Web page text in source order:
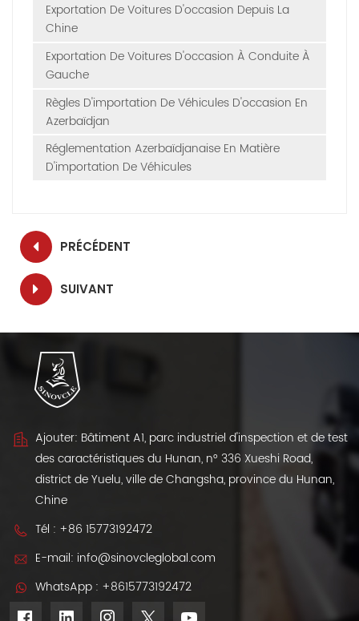
Exportation De Voitures D'occasion Depuis La
Chine
Exportation De Voitures D'occasion À Conduite À
Gauche
Règles D'importation De Véhicules D'occasion En
Azerbaïdjan
Réglementation Azerbaïdjanaise En Matière
D'importation De Véhicules
PRÉCÉDENT
SUIVANT
Ajouter: Bâtiment A1, parc industriel d'inspection et de test
des caractéristiques du Hunan, n° 336 Xueshi Road,
district de Yuelu, ville de Changsha, province du Hunan,
Chine
Tél : +86 15773192472
E-mail: info@sinovcleglobal.com
WhatsApp : +8615773192472